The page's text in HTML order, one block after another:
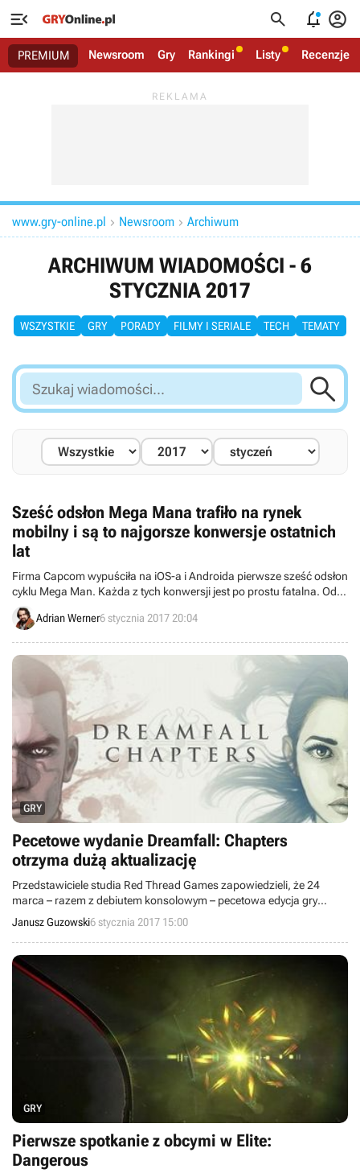
   
PREMIUM Newsroom Gry Rankingi Listy Recenzje
www.gry-online.pl  Newsroom  Archiwum
ARCHIWUM WIADOMOŚCI - 6
STYCZNIA 2017
WSZYSTKIE GRY PORADY FILMY I SERIALE TECH TEMATY
Szukaj
wiadomości...

Sześć odsłon Mega Mana trafiło na rynek
mobilny i są to najgorsze konwersje ostatnich
lat
Firma Capcom wypuściła na iOS-a i Androida pierwsze sześć odsłon
cyklu Mega Man. Każda z tych konwersji jest po prostu fatalna. Od
dawna nie było aż tak złych portów.
Adrian Werner6 stycznia 2017 20:04
GRY
Pecetowe wydanie Dreamfall: Chapters
otrzyma dużą aktualizację
Przedstawiciele studia Red Thread Games zapowiedzieli, że 24
marca – razem z debiutem konsolowym – pecetowa edycja gry
Dreamfall: Chapters otrzyma dużą aktualizację. Poprawka
zatytułowana The Final Cut wprowadzi szereg ulepszeń w grafice,
udźwiękowieniu i mechanice produkcji, tak by nie odbiegać od wersji
na konsole Xbox One i PlayStation 4.
Janusz Guzowski6 stycznia 2017 15:00
GRY
Pierwsze spotkanie z obcymi w Elite:
Dangerous